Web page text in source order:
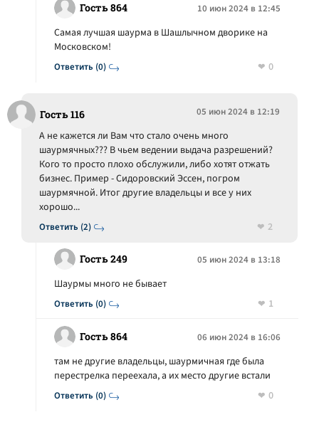
Гость 864 10 июн 2024 в 12:45
Ответить (0)
Самая лучшая шаурма в Шашлычном дворике на
Московском!
0
Гость 116 05 июн 2024 в 12:19
Ответить (2)
А не кажется ли Вам что стало очень много
шаурмячных??? В чьем ведении выдача разрешений?
Кого то просто плохо обслужили, либо хотят отжать
бизнес. Пример - Сидоровский Эссен, погром
шаурмячной. Итог другие владельцы и все у них
хорошо...
2
Гость 249 05 июн 2024 в 13:18
Ответить (0)
Шаурмы много не бывает
1
Гость 864 06 июн 2024 в 16:06
Ответить (0)
там не другие владельцы, шаурмичная где была
перестрелка переехала, а их место другие встали
0